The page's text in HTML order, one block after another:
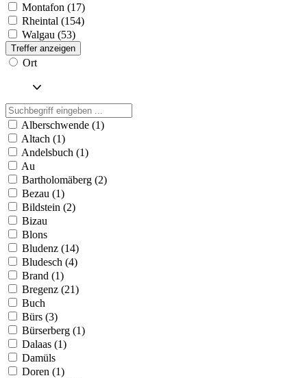
Montafon (17)
Rheintal (154)
Walgau (53)
Treffer anzeigen
Ort
Alberschwende (1)
Altach (1)
Andelsbuch (1)
Au
Bartholomäberg (2)
Bezau (1)
Bildstein (2)
Bizau
Blons
Bludenz (14)
Bludesch (4)
Brand (1)
Bregenz (21)
Buch
Bürs (3)
Bürserberg (1)
Dalaas (1)
Damüls
Doren (1)